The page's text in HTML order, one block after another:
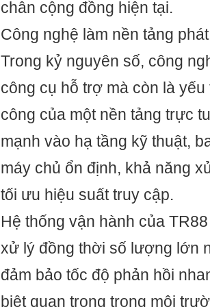
chân cộng đồng hiện tại.
Công nghệ làm nền tảng
Trong kỷ nguyên số, công
công cụ hỗ trợ mà còn là
công của một nền tảng trực
mạnh vào hạ tầng kỹ thuật,
máy chủ ổn định, khả năng
tối ưu hiệu suất truy cập.
Hệ thống vận hành của
xử lý đồng thời số lượng lớn
đảm bảo tốc độ phản hồi
biệt quan trọng trong môi